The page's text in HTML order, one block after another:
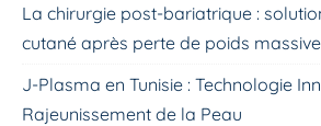
La chirurgie post-bariatrique :
cutané après perte de poids massive
J-Plasma en Tunisie : Technologie
Rajeunissement de la Peau